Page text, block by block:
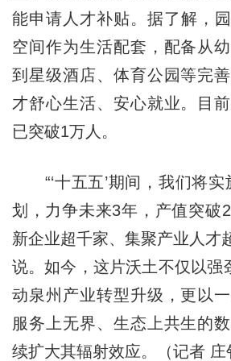
能申请人才补贴。据了解，
空间作为生活配套，配备从
到星级酒店、体育公园等完
才舒心生活、安心就业。目
已突破1万人。
“‘十五五’期间，我们将实
划，力争未来3年，产值突破
新企业超千家、集聚产业人才
说。如今，这片沃土不仅以强
动泉州产业转型升级，更以一
服务上无界、生态上共生的
续扩大其辐射效应。（记者